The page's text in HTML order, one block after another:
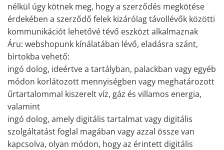
nélkül úgy kötnek meg, hogy a szerződés megkötése
érdekében a szerződő felek kizárólag távollévők közötti
kommunikációt lehetővé tévő eszközt alkalmaznak
Áru: webshopunk kínálatában lévő, eladásra szánt,
birtokba vehető:
ingó dolog, ideértve a tartályban, palackban vagy egyéb
módon korlátozott mennyiségben vagy meghatározott
űrtartalommal kiszerelt víz, gáz és villamos energia,
valamint
ingó dolog, amely digitális tartalmat vagy digitális
szolgáltatást foglal magában vagy azzal össze van
kapcsolva, olyan módon, hogy az érintett digitális